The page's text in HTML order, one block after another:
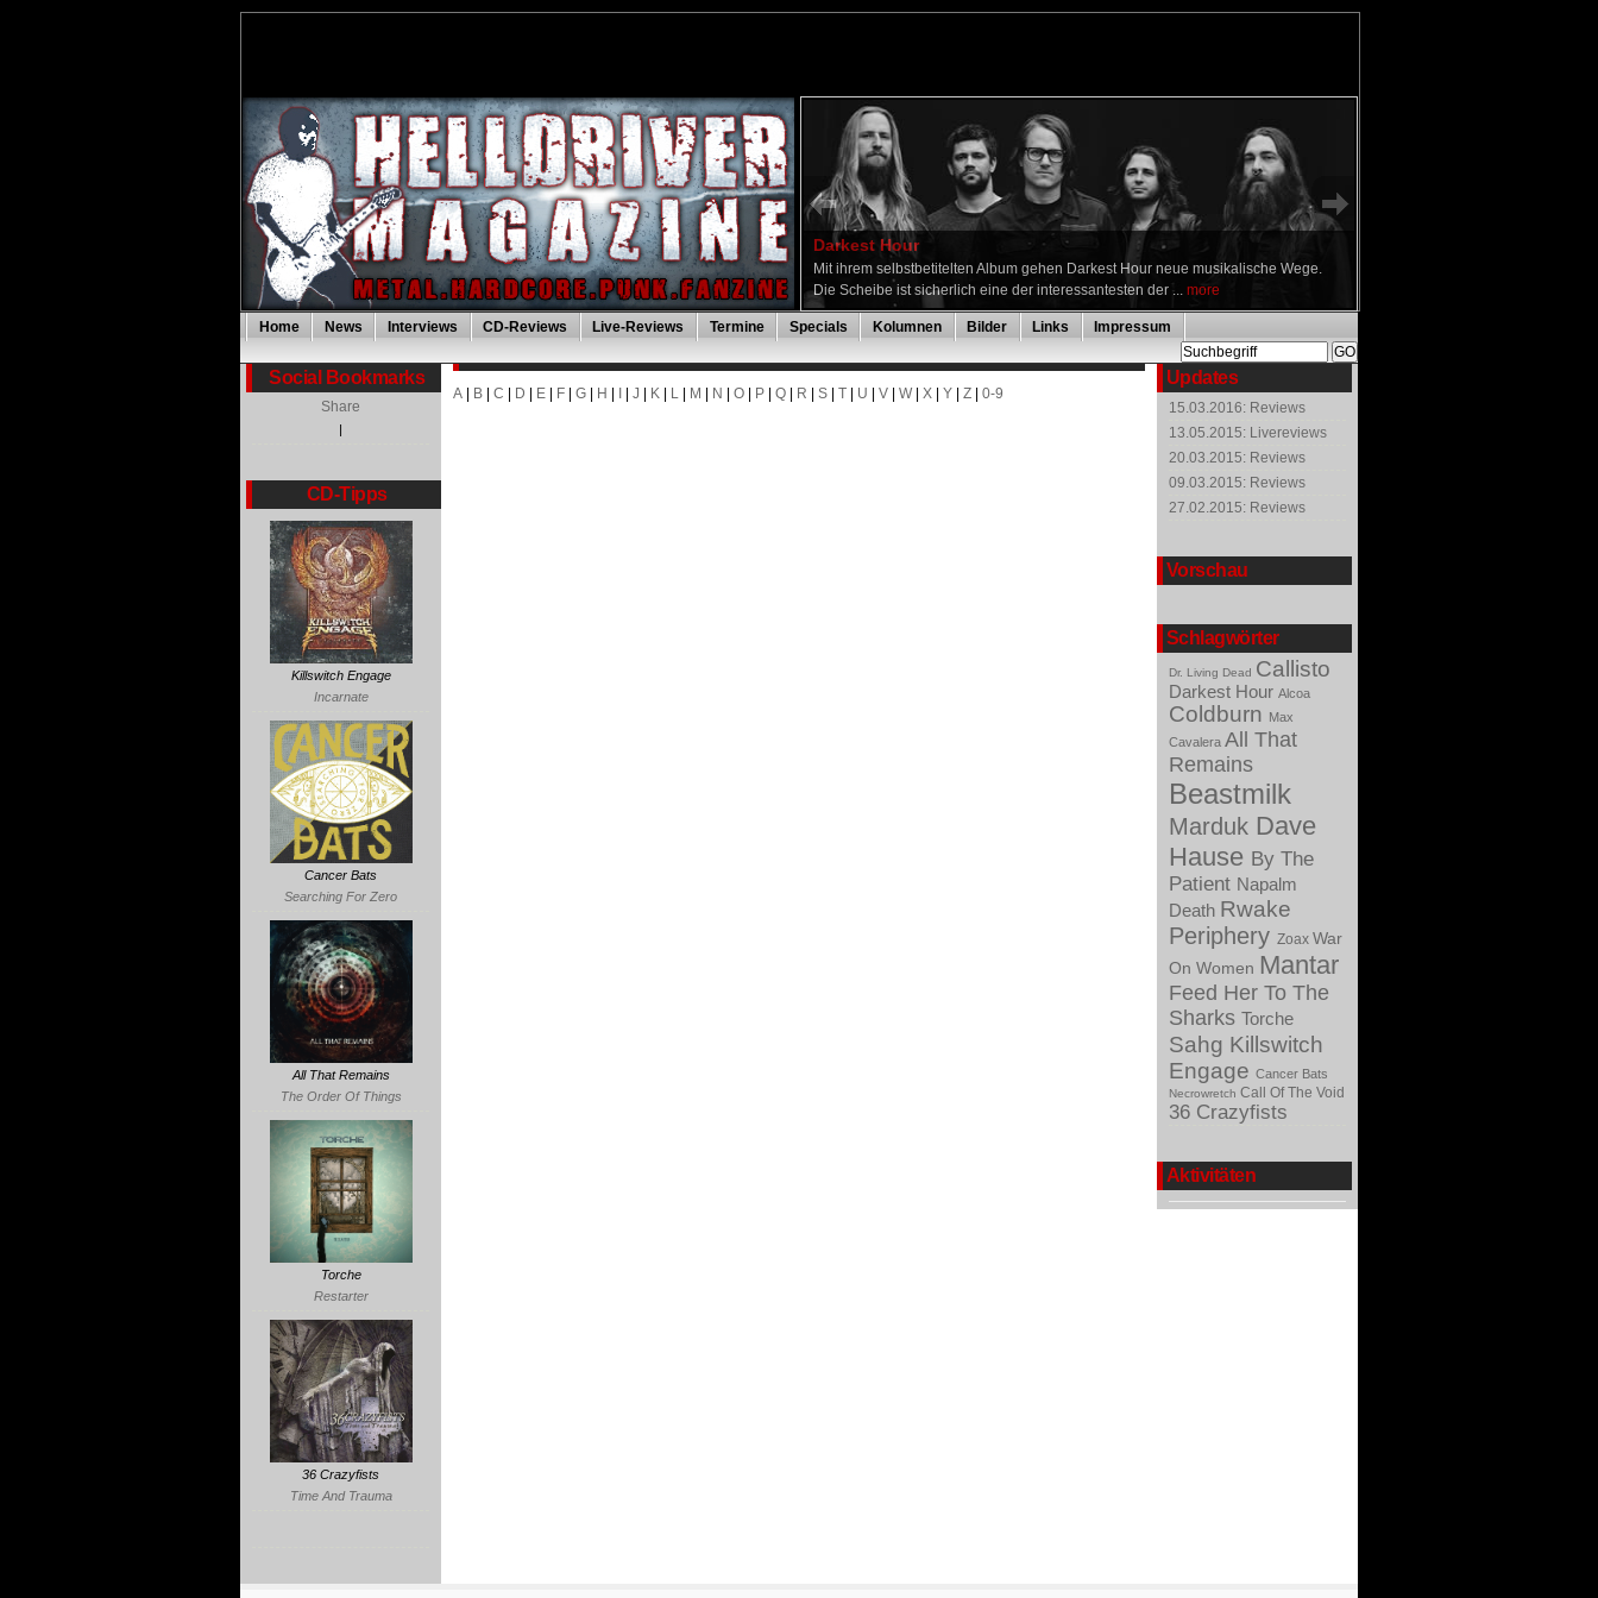
Darkest Hour
Mit ihrem selbstbetitelten Album gehen Darkest Hour neue musikalische Wege.
Die Scheibe ist sicherlich eine der interessantesten der ... more
Home News Interviews CD-Reviews Live-Reviews Termine Specials Kolumnen Bilder Links Impressum
Social Bookmarks
Share
|
CD-Tipps
Killswitch Engage
Incarnate
Cancer Bats
Searching For Zero
All That Remains
The Order Of Things
Torche
Restarter
36 Crazyfists
Time And Trauma
Updates
15.03.2016: Reviews
13.05.2015: Livereviews
20.03.2015: Reviews
09.03.2015: Reviews
27.02.2015: Reviews
Vorschau
Schlagwörter
Dr. Living Dead Callisto
Darkest Hour Alcoa
Coldburn Max
Cavalera All That
Remains
Beastmilk
Marduk Dave
Hause By The
Patient Napalm
Death Rwake
Periphery Zoax War
On Women Mantar
Feed Her To The
Sharks Torche
Sahg Killswitch
Engage Cancer Bats
Necrowretch Call Of The Void
36 Crazyfists
Aktivitäten
A B |C D E F |G H |J K L M N |O P |Q R |S |T U |V |W |X |Y |Z |0-9